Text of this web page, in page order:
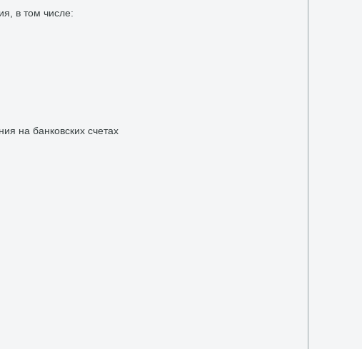
в тοм числе:
на банковских счетах